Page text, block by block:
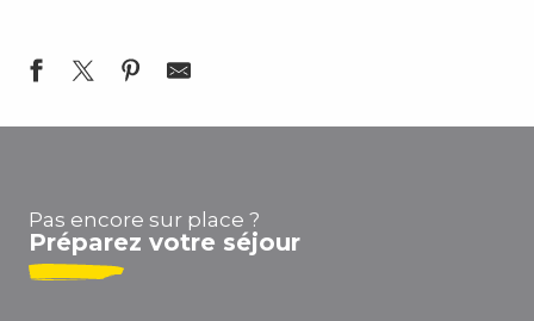
Surfshop Chinook - Windsurf
Layana Workshop - Board Repair Center
Pas encore sur place ?
Préparez votre séjour